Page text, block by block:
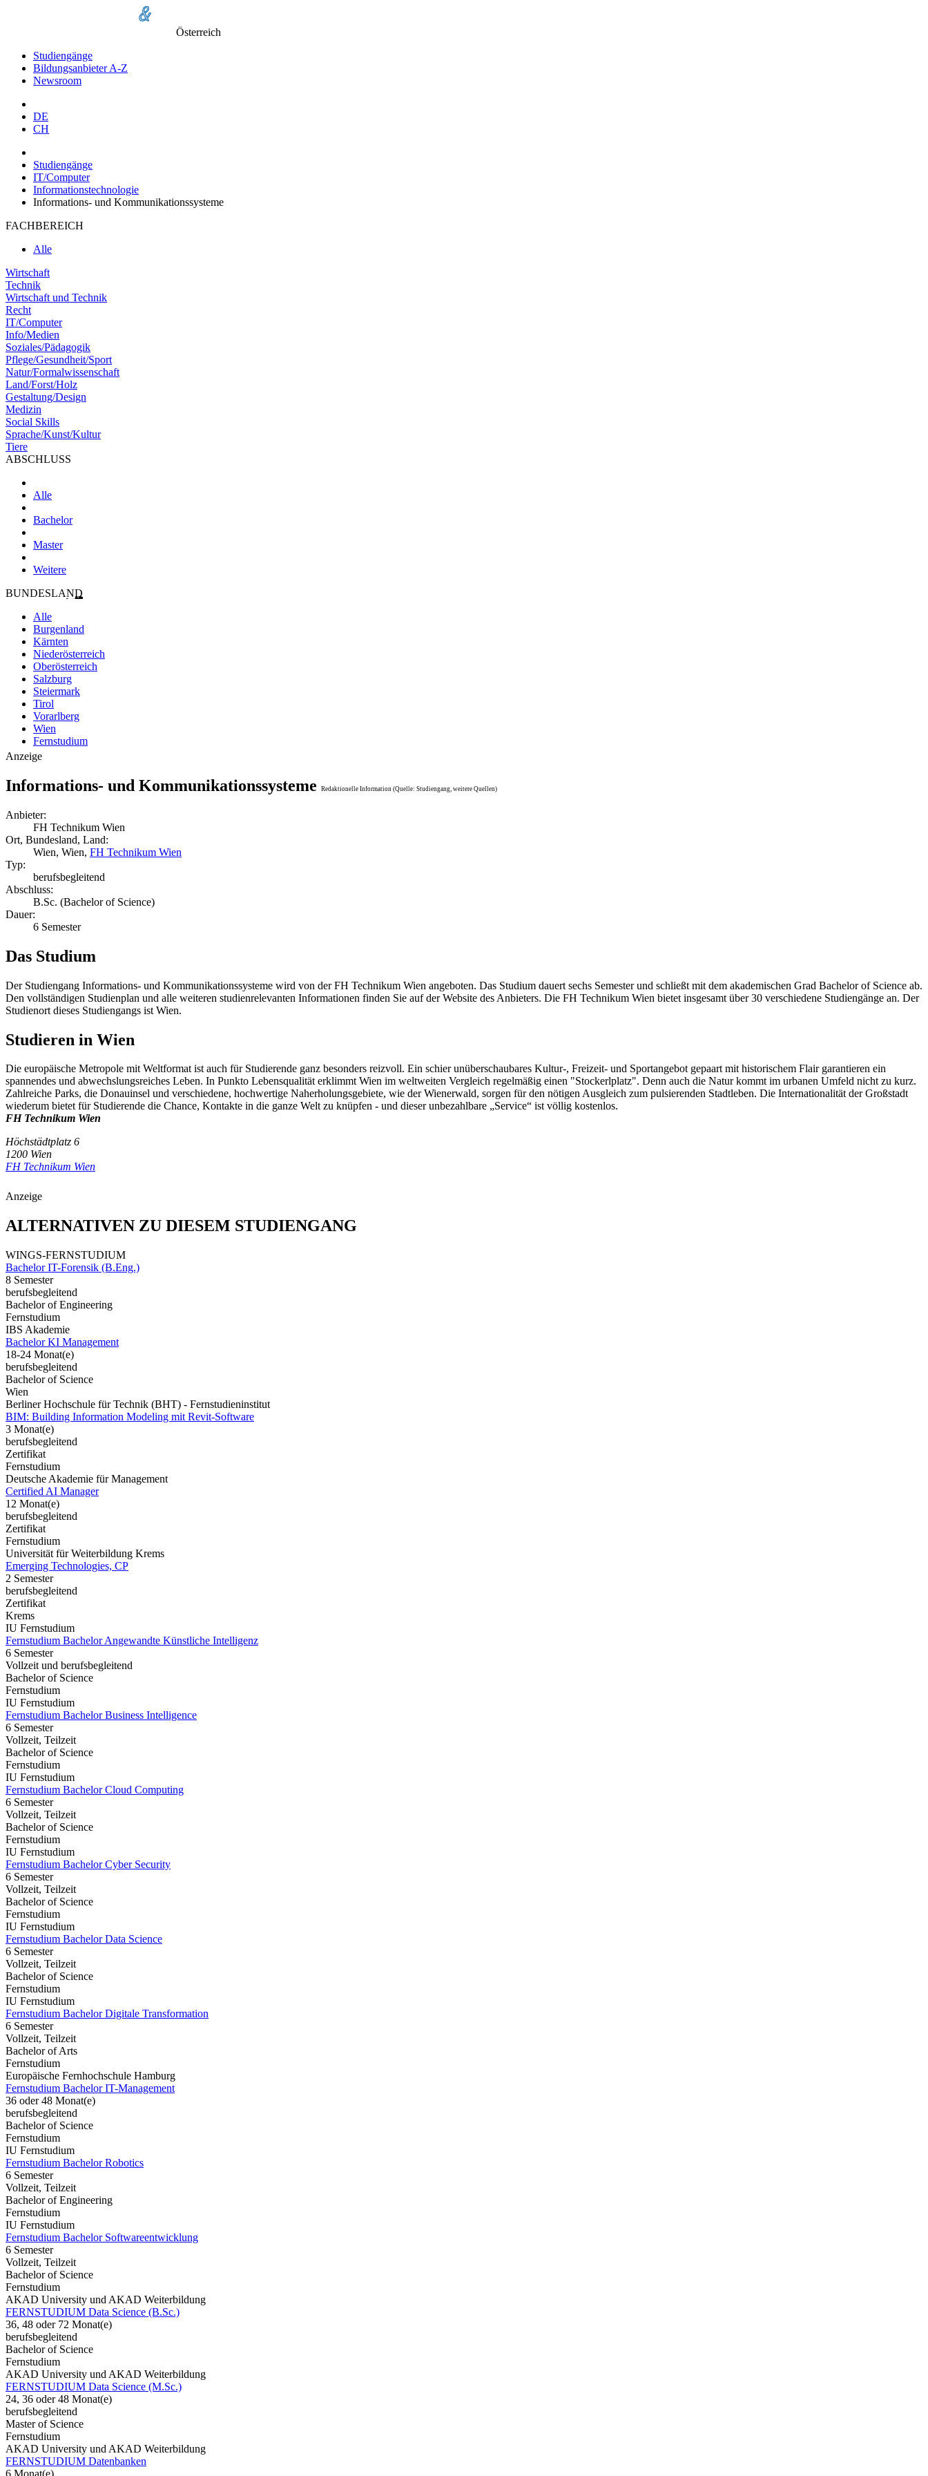
Österreich
Studiengänge
Bildungsanbieter A-Z
Newsroom
DE
CH
Studiengänge
IT/Computer
Informationstechnologie
Informations- und Kommunikationssysteme
FACHBEREICH
Alle
Wirtschaft
Technik
Wirtschaft und Technik
Recht
IT/Computer
Info/Medien
Soziales/Pädagogik
Pflege/Gesundheit/Sport
Natur/Formalwissenschaft
Land/Forst/Holz
Gestaltung/Design
Medizin
Social Skills
Sprache/Kunst/Kultur
Tiere
ABSCHLUSS
Alle
Bachelor
Master
Weitere
BUNDESLAND
Alle
Burgenland
Kärnten
Niederösterreich
Oberösterreich
Salzburg
Steiermark
Tirol
Vorarlberg
Wien
Fernstudium
Anzeige
Informations- und Kommunikationssysteme Redaktionelle Information (Quelle: Studiengang, weitere Quellen)
Anbieter:
FH Technikum Wien
Ort, Bundesland, Land:
Wien, Wien, FH Technikum Wien
Typ:
berufsbegleitend
Abschluss:
B.Sc. (Bachelor of Science)
Dauer:
6 Semester
Das Studium
Der Studiengang Informations- und Kommunikationssysteme wird von der FH Technikum Wien angeboten. Das Studium dauert sechs Semester und schließt mit dem akademischen Grad Bachelor of Science ab.
Den vollständigen Studienplan und alle weiteren studienrelevanten Informationen finden Sie auf der Website des Anbieters. Die FH Technikum Wien bietet insgesamt über 30 verschiedene Studiengänge an. Der
Studienort dieses Studiengangs ist Wien.
Studieren in Wien
Die europäische Metropole mit Weltformat ist auch für Studierende ganz besonders reizvoll. Ein schier unüberschaubares Kultur-, Freizeit- und Sportangebot gepaart mit historischem Flair garantieren ein
spannendes und abwechslungsreiches Leben. In Punkto Lebensqualität erklimmt Wien im weltweiten Vergleich regelmäßig einen "Stockerlplatz". Denn auch die Natur kommt im urbanen Umfeld nicht zu kurz.
Zahlreiche Parks, die Donauinsel und verschiedene, hochwertige Naherholungsgebiete, wie der Wienerwald, sorgen für den nötigen Ausgleich zum pulsierenden Stadtleben. Die Internationalität der Großstadt
wiederum bietet für Studierende die Chance, Kontakte in die ganze Welt zu knüpfen - und dieser unbezahlbare „Service“ ist völlig kostenlos.
FH Technikum Wien
Höchstädtplatz 6
1200 Wien
FH Technikum Wien
Anzeige
ALTERNATIVEN ZU DIESEM STUDIENGANG
WINGS-FERNSTUDIUM
Bachelor IT-Forensik (B.Eng.)
8 Semester
berufsbegleitend
Bachelor of Engineering
Fernstudium
IBS Akademie
Bachelor KI Management
18-24 Monat(e)
berufsbegleitend
Bachelor of Science
Wien
Berliner Hochschule für Technik (BHT) - Fernstudieninstitut
BIM: Building Information Modeling mit Revit-Software
3 Monat(e)
berufsbegleitend
Zertifikat
Fernstudium
Deutsche Akademie für Management
Certified AI Manager
12 Monat(e)
berufsbegleitend
Zertifikat
Fernstudium
Universität für Weiterbildung Krems
Emerging Technologies, CP
2 Semester
berufsbegleitend
Zertifikat
Krems
IU Fernstudium
Fernstudium Bachelor Angewandte Künstliche Intelligenz
6 Semester
Vollzeit und berufsbegleitend
Bachelor of Science
Fernstudium
IU Fernstudium
Fernstudium Bachelor Business Intelligence
6 Semester
Vollzeit, Teilzeit
Bachelor of Science
Fernstudium
IU Fernstudium
Fernstudium Bachelor Cloud Computing
6 Semester
Vollzeit, Teilzeit
Bachelor of Science
Fernstudium
IU Fernstudium
Fernstudium Bachelor Cyber Security
6 Semester
Vollzeit, Teilzeit
Bachelor of Science
Fernstudium
IU Fernstudium
Fernstudium Bachelor Data Science
6 Semester
Vollzeit, Teilzeit
Bachelor of Science
Fernstudium
IU Fernstudium
Fernstudium Bachelor Digitale Transformation
6 Semester
Vollzeit, Teilzeit
Bachelor of Arts
Fernstudium
Europäische Fernhochschule Hamburg
Fernstudium Bachelor IT-Management
36 oder 48 Monat(e)
berufsbegleitend
Bachelor of Science
Fernstudium
IU Fernstudium
Fernstudium Bachelor Robotics
6 Semester
Vollzeit, Teilzeit
Bachelor of Engineering
Fernstudium
IU Fernstudium
Fernstudium Bachelor Softwareentwicklung
6 Semester
Vollzeit, Teilzeit
Bachelor of Science
Fernstudium
AKAD University und AKAD Weiterbildung
FERNSTUDIUM Data Science (B.Sc.)
36, 48 oder 72 Monat(e)
berufsbegleitend
Bachelor of Science
Fernstudium
AKAD University und AKAD Weiterbildung
FERNSTUDIUM Data Science (M.Sc.)
24, 36 oder 48 Monat(e)
berufsbegleitend
Master of Science
Fernstudium
AKAD University und AKAD Weiterbildung
FERNSTUDIUM Datenbanken